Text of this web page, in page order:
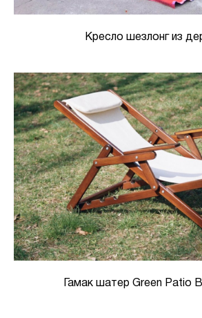
Кресло шезлонг из
Гамак шатер Green Patio